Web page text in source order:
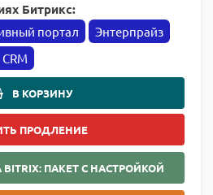
Битрикс:
портал
Энтерпрайз
В КОРЗИНУ
ПРОДЛЕНИЕ
ПАКЕТ С НАСТРОЙКОЙ